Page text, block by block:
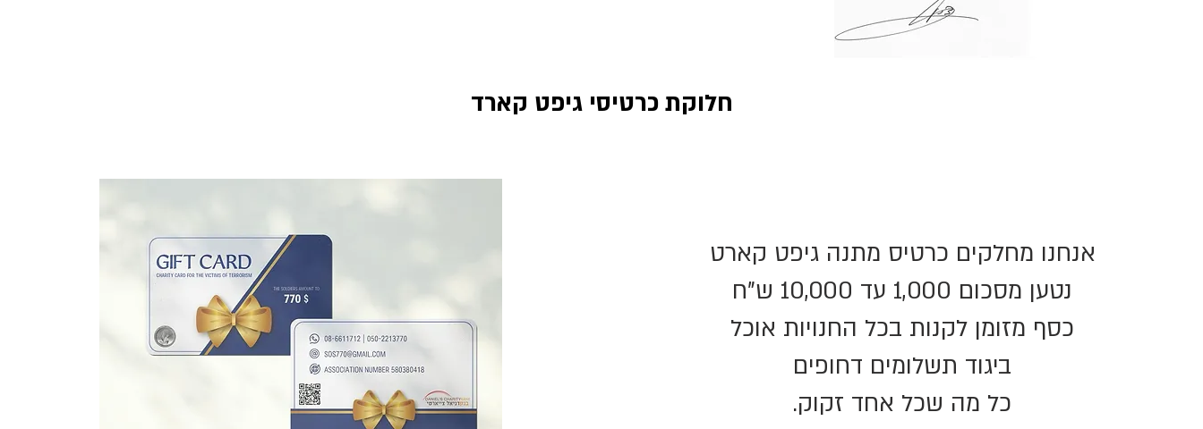
חלוקת כרטיסי גיפט קארד
אנחנו מחלקים כרטיס מתנה גיפט קארט
נטען מסכום 1,000 עד 10,000 ש"ח
כסף מזומן לקנות בכל החנויות אוכל
ביגוד תשלומים דחופים
כל מה שכל אחד זקוק.